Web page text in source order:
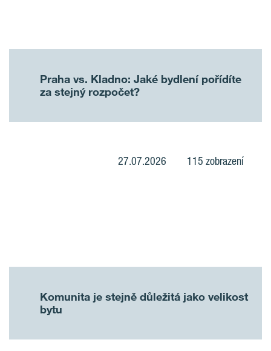
Praha vs. Kladno: Jaké bydlení pořídíte
za stejný rozpočet?
27.07.2026 115 zobrazení
Komunita je stejně důležitá jako velikost
bytu